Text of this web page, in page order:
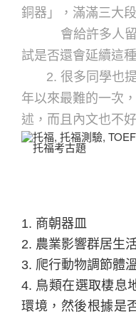
銅器」，滿滿三大
會給許多人留下
試是否還會延續這
2. 很多同學也
年以來最難的一次
述，而且內文也不
1. 商朝器皿
2. 農業影響群居生
3. 爬行動物調節體溫
4. 鳥類在選取棲息
環境，然後根據是